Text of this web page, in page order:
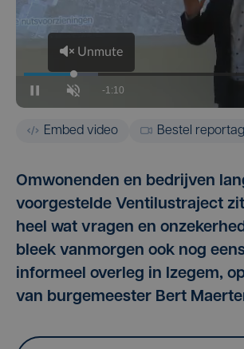
Embed video Bestel
Omwonenden en bedrijven
voorgestelde Ventilustraject
heel wat vragen en
bleek vanmorgen ook nog
informeel overleg in Izegem,
van burgemeester Bert